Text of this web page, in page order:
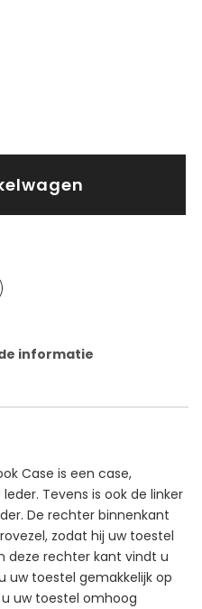
informatie
Case is een case,
Tevens is ook de linker
De rechter binnenkant
zodat hij uw toestel
deze rechter kant vindt u
uw toestel gemakkelijk op
uw toestel omhoog